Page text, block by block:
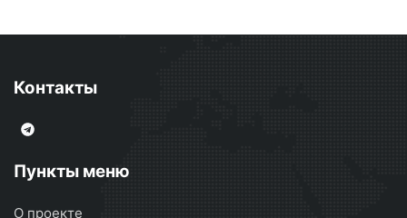
Контакты
Пункты меню
О проекте